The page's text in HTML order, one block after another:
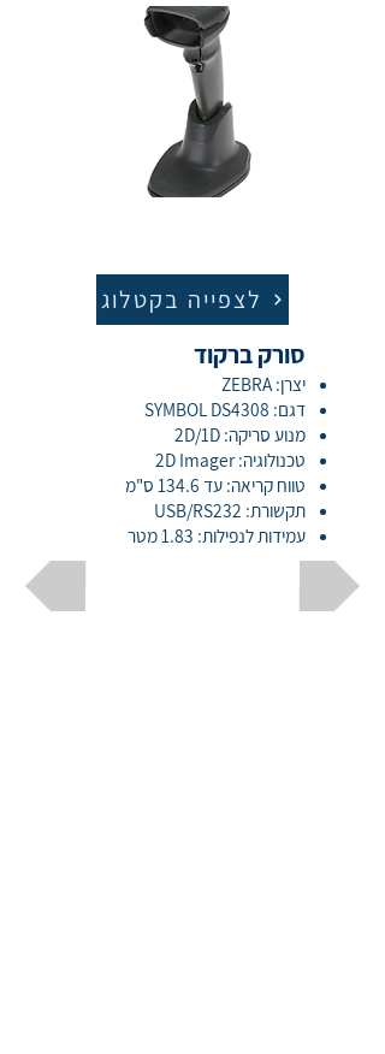
לצפייה בקטלוג
סורק ברקוד
יצרן: ZEBRA
דגם: SYMBOL DS4308
מנוע סריקה: 2D/1D
טכנולוגיה: 2D Imager
טווח קריאה: עד 134.6 ס"מ
תקשורת: USB/RS232
עמידות לנפילות: 1.83 מטר